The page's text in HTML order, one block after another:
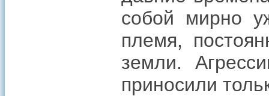
собой мирно
племя,
земли.
приносили